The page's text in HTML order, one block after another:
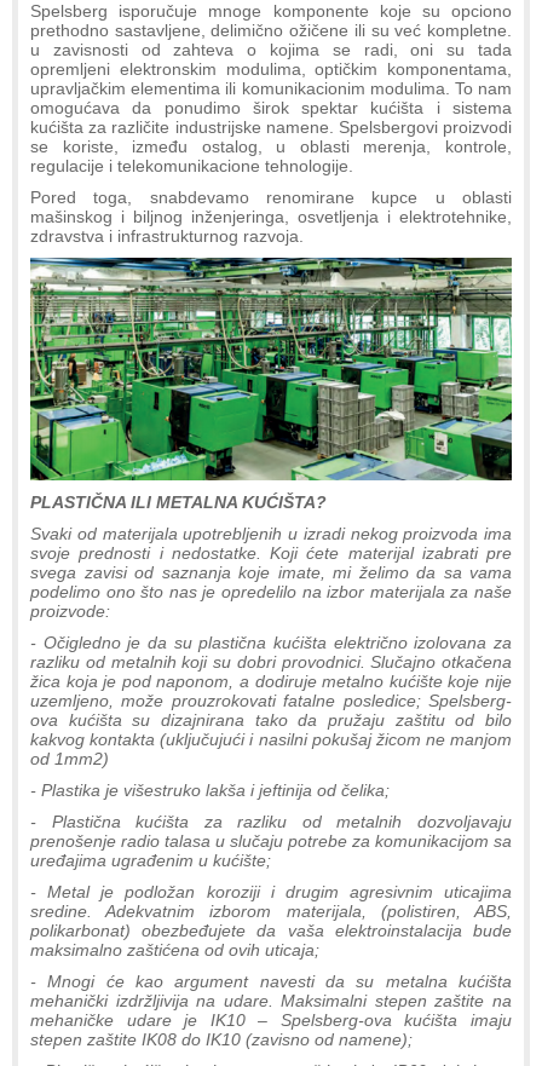
Spelsberg isporučuje mnoge komponente koje su opciono
prethodno sastavljene, delimično ožičene ili su već kompletne.
u zavisnosti od zahteva o kojima se radi, oni su tada
opremljeni elektronskim modulima, optičkim komponentama,
upravljačkim elementima ili komunikacionim modulima. To nam
omogućava da ponudimo širok spektar kućišta i sistema
kućišta za različite industrijske namene. Spelsbergovi proizvodi
se koriste, između ostalog, u oblasti merenja, kontrole,
regulacije i telekomunikacione tehnologije.
Pored toga, snabdevamo renomirane kupce u oblasti
mašinskog i biljnog inženjeringa, osvetljenja i elektrotehnike,
zdravstva i infrastrukturnog razvoja.
PLASTIČNA ILI METALNA KUĆIŠTA?
Svaki od materijala upotrebljenih u izradi nekog proizvoda ima
svoje prednosti i nedostatke. Koji ćete materijal izabrati pre
svega zavisi od saznanja koje imate, mi želimo da sa vama
podelimo ono što nas je opredelilo na izbor materijala za naše
proizvode:
- Očigledno je da su plastična kućišta električno izolovana za
razliku od metalnih koji su dobri provodnici. Slučajno otkačena
žica koja je pod naponom, a dodiruje metalno kućište koje nije
uzemljeno, može prouzrokovati fatalne posledice; Spelsberg-
ova kućišta su dizajnirana tako da pružaju zaštitu od bilo
kakvog kontakta (uključujući i nasilni pokušaj žicom ne manjom
od 1mm2)
- Plastika je višestruko lakša i jeftinija od čelika;
- Plastična kućišta za razliku od metalnih dozvoljavaju
prenošenje radio talasa u slučaju potrebe za komunikacijom sa
uređajima ugrađenim u kućište;
- Metal je podložan koroziji i drugim agresivnim uticajima
sredine. Adekvatnim izborom materijala, (polistiren, ABS,
polikarbonat) obezbeđujete da vaša elektroinstalacija bude
maksimalno zaštićena od ovih uticaja;
- Mnogi će kao argument navesti da su metalna kućišta
mehanički izdržljivija na udare. Maksimalni stepen zaštite na
mehaničke udare je IK10 – Spelsberg-ova kućišta imaju
stepen zaštite IK08 do IK10 (zavisno od namene);